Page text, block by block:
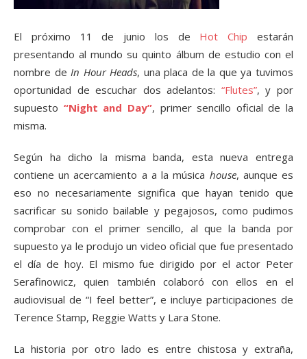
El próximo 11 de junio los de Hot Chip estarán
presentando al mundo su quinto álbum de estudio con el
nombre deIn Hour Heads, una placa de la que ya tuvimos
oportunidad de escuchar dos adelantos: “Flutes”, y por
supuesto “Night and Day”, primer sencillo oficial de la
misma.
Según ha dicho la misma banda, esta nueva entrega
contiene un acercamiento a a la música house, aunque es
eso no necesariamente significa que hayan tenido que
sacrificar su sonido bailable y pegajosos, como pudimos
comprobar con el primer sencillo, al que la banda por
supuesto ya le produjo un video oficial que fue presentado
el día de hoy. El mismo fue dirigido por el actor Peter
Serafinowicz, quien también colaboró con ellos en el
audiovisual de “I feel better”, e incluye participaciones de
Terence Stamp, Reggie Watts y Lara Stone.
La historia por otro lado es entre chistosa y extraña,